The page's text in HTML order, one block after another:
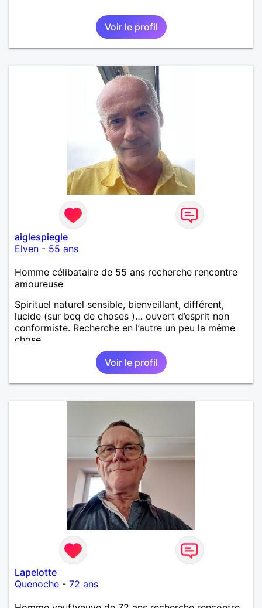
Voir le profil
aiglespiegle
Elven - 55 ans
Homme célibataire de 55 ans recherche rencontre
amoureuse
Spirituel naturel sensible, bienveillant, différent,
lucide (sur bcq de choses )… ouvert d’esprit non
conformiste. Recherche en l’autre un peu la même
chose…
Voir le profil
Lapelotte
Quenoche - 72 ans